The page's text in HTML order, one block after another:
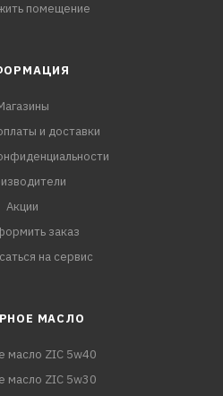
помещение
и доставки
Акции
заказ
на сервис
МАСЛО
масло ZIC 5w40
масло ZIC 5w30